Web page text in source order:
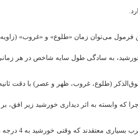
به سادگی طول سایه شاخص در هر
(طلوع، غروب، ظهر و عصر) با دقت
که وابسته به اثر دیداری خورشید زیر افق،